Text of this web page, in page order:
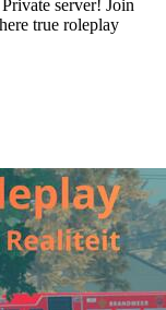
server! Join
true roleplay